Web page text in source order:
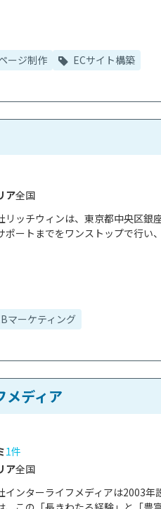
ージ制作 ECサイト構築
リッチウィンは、東京都中央区銀
ポートまでをワンストップで行い
ア全国
マーケティング
メディア
インターライフメディアは2003
1件
ア全国